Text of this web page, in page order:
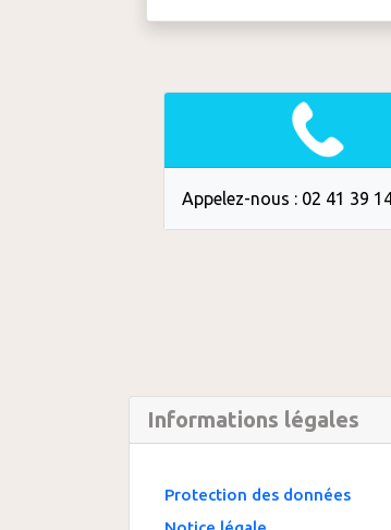
Appelez-nous : 02 41 39
Informations légales
Protection des données